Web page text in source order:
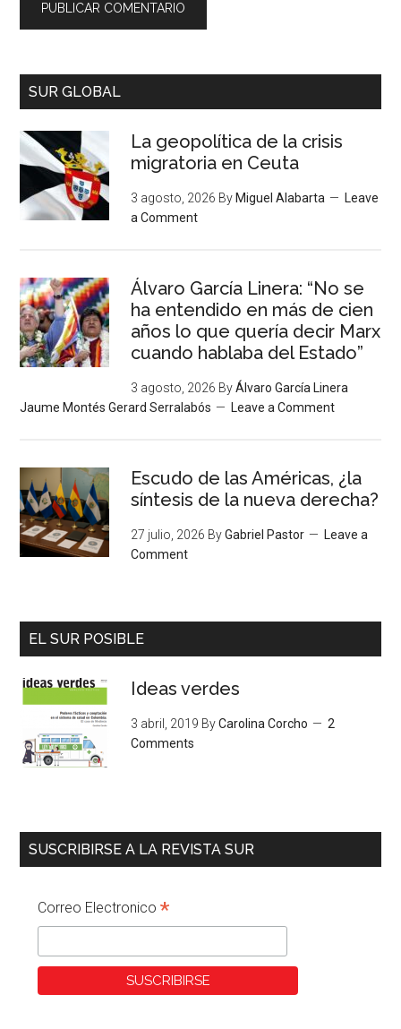
SUR GLOBAL
La geopolítica de la crisis
migratoria en Ceuta
3 agosto, 2026 By Miguel Alabarta
Leave
a Comment
Álvaro García Linera: “No se
ha entendido en más de cien
años lo que quería decir Marx
cuando hablaba del Estado”
3 agosto, 2026 ByÁlvaro García Linera
Jaume Montés Gerard Serralabós
Leave a Comment
Escudo de las Américas, ¿la
síntesis de la nueva derecha?
27 julio, 2026 ByGabriel Pastor
Leave a
Comment
EL SUR POSIBLE
Ideas verdes
3 abril, 2019 ByCarolina Corcho
2
Comments
SUSCRIBIRSE A LA REVISTA SUR
Correo Electronico*